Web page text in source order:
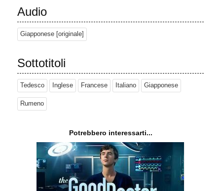
Audio
Giapponese [originale]
Sottotitoli
Tedesco Inglese Francese Italiano Giapponese
Rumeno
Potrebbero interessarti...